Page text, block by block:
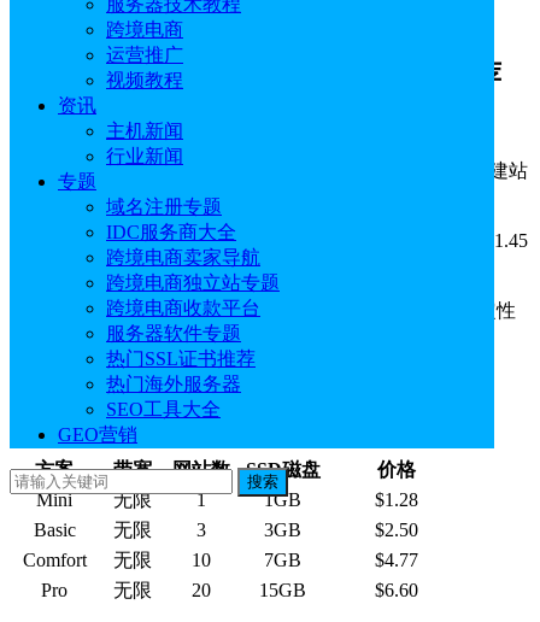
服务器技术教程
跨境电商
运营推广
视频教程
资讯
主机新闻
行业新闻
专题
域名注册专题
IDC服务商大全
跨境电商卖家导航
跨境电商独立站专题
跨境电商收款平台
服务器软件专题
热门SSL证书推荐
热门海外服务器
SEO工具大全
GEO营销
搜索
便宜的HyperHost 共享主机方案推荐
购买建议：HyperHost 共享主机适合小型网站或者博客建站
使用。
主要配置：不限带宽，不限流量，采用SSD磁盘，最低1.45
美元/月。
优势特点：乌克兰、荷兰、俄罗斯三个机房可选，稳定性
强，租用价格便宜。
类似虚拟主机提供商：BlueHost
方案 带宽 网站数 SSD磁盘
价格
Mini
无限 1 1GB
$1.28
Basic
无限 3 3GB
$2.50
Comfort
无限 10 7GB
$4.77
Pro
无限 20 15GB $6.60